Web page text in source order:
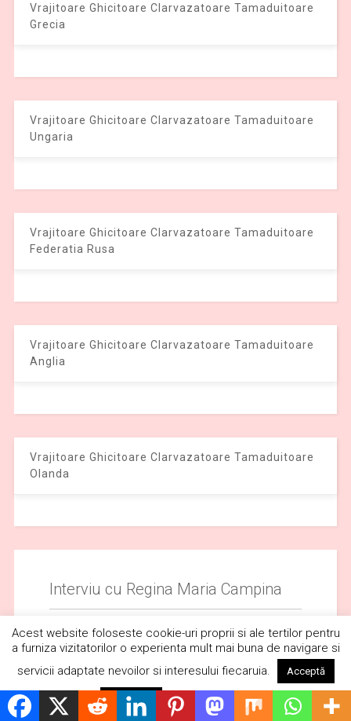
Vrajitoare Ghicitoare Clarvazatoare Tamaduitoare
Grecia
Vrajitoare Ghicitoare Clarvazatoare Tamaduitoare
Ungaria
Vrajitoare Ghicitoare Clarvazatoare Tamaduitoare
Federatia Rusa
Vrajitoare Ghicitoare Clarvazatoare Tamaduitoare
Anglia
Vrajitoare Ghicitoare Clarvazatoare Tamaduitoare
Olanda
Interviu cu Regina Maria Campina
Acest website foloseste cookie-uri proprii si ale tertilor pentru
a furniza vizitatorilor o experienta mult mai buna de navigare si
servicii adaptate nevoilor si interesului fiecaruia.
Acceptă
Respinge Citește mai mult